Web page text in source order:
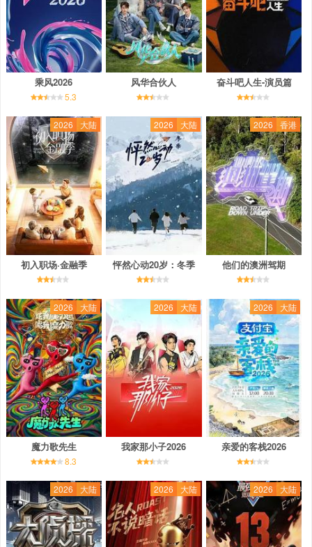
乘风2026
5.3
风华合伙人 奋斗吧人生-演员篇
2026 大陆
初入职场·金融季
2026 大陆
怦然心动20岁：冬季
2026 香港
他们的澳洲驾期
2026 大陆
魔力歌先生
8.3
2026 大陆
我家那小子2026
2026 大陆
亲爱的客栈2026
2026 大陆 2026 大陆 2026 大陆